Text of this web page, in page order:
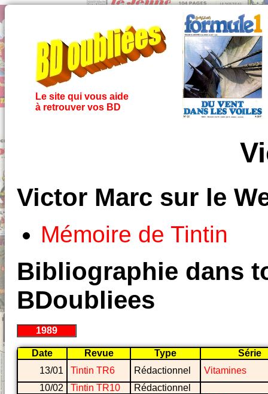
Le site qui vous aide
à retrouver vos BD
Victor Marc sur le
Mémoire de Tintin
Bibliographie dans
BDoubliees
1989
Date Revue Type
Série
13/01
Tintin TR6 Rédactionnel
Vitamines
10/02
Tintin TR10
Rédactionnel